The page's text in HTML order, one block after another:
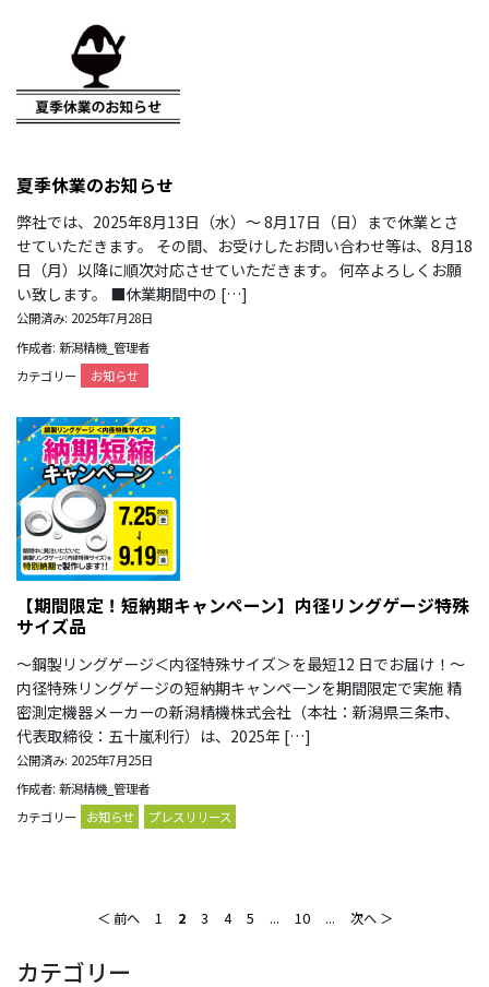
夏季休業のお知らせ
弊社では、2025年8月13日（水）～ 8月17日（日）まで休業とさ
せていただきます。 その間、お受けしたお問い合わせ等は、8月18
日（月）以降に順次対応させていただきます。 何卒よろしくお願
い致します。 ■休業期間中の […]
公開済み: 2025年7月28日
作成者: 新潟精機_管理者
カテゴリー
お知らせ
【期間限定！短納期キャンペーン】内径リングゲージ特殊
サイズ品
～鋼製リングゲージ＜内径特殊サイズ＞を最短12 日でお届け！～
内径特殊リングゲージの短納期キャンペーンを期間限定で実施 精
密測定機器メーカーの新潟精機株式会社（本社：新潟県三条市、
代表取締役：五十嵐利行）は、2025年 […]
公開済み: 2025年7月25日
作成者: 新潟精機_管理者
カテゴリー
お知らせ プレスリリース
＜ 前へ 1 2 3 4 5 ... 10 ... 次へ ＞
カテゴリー